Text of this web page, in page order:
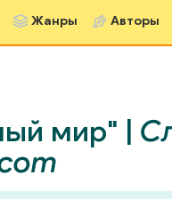
Жанры Авторы
мир" |